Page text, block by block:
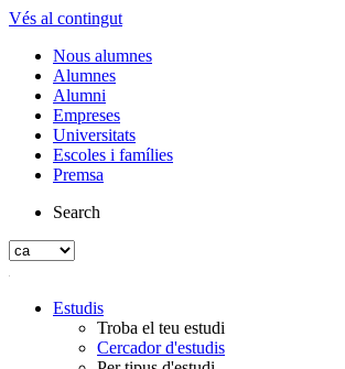
Vés al contingut
Nous alumnes
Alumnes
Alumni
Empreses
Universitats
Escoles i famílies
Premsa
Search
Estudis
Troba el teu estudi
Cercador d'estudis